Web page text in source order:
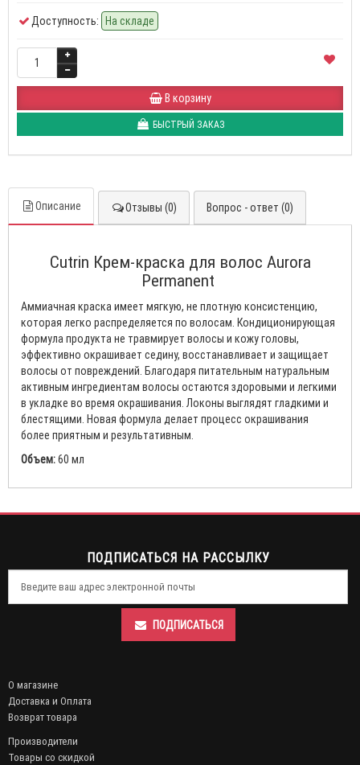
Доступность: На складе
В корзину
БЫСТРЫЙ ЗАКАЗ
Описание Отзывы (0) Вопрос - ответ (0)
Cutrin Крем-краска для волос Aurora
Permanent
Аммиачная краска имеет мягкую, не плотную консистенцию,
которая легко распределяется по волосам. Кондиционирующая
формула продукта не травмирует волосы и кожу головы,
эффективно окрашивает седину, восстанавливает и защищает
волосы от повреждений. Благодаря питательным натуральным
активным ингредиентам волосы остаются здоровыми и легкими
в укладке во время окрашивания. Локоны выглядят гладкими и
блестящими. Новая формула делает процесс окрашивания
более приятным и результативным.
Объем:60 мл
ПОДПИСАТЬСЯ НА РАССЫЛКУ
ПОДПИСАТЬСЯ
О магазине
Доставка и Оплата
Возврат товара
Производители
Товары со скидкой